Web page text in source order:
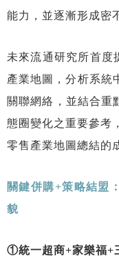
能力，並逐漸形成密
未來流通研究所首度
產業地圖，分析系統
關聯網絡，並結合重
態圈變化之重要參考
零售產業地圖總結的
關鍵併購+策略結盟
貌
①統一超商+家樂福+